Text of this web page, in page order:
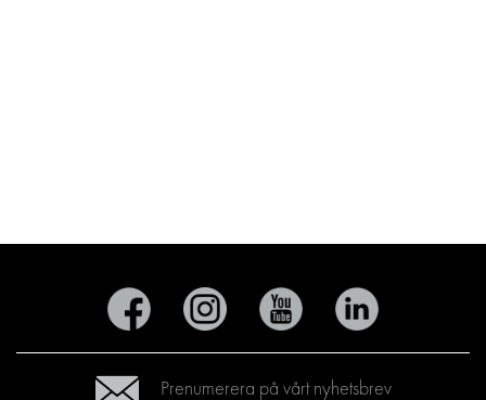
Prenumerera på vårt nyhetsbrev